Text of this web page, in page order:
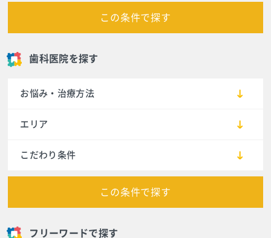
この条件で探す
歯科医院を探す
お悩み・治療方法
エリア
こだわり条件
この条件で探す
フリーワードで探す